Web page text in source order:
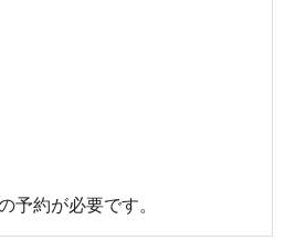
予約が必要です。